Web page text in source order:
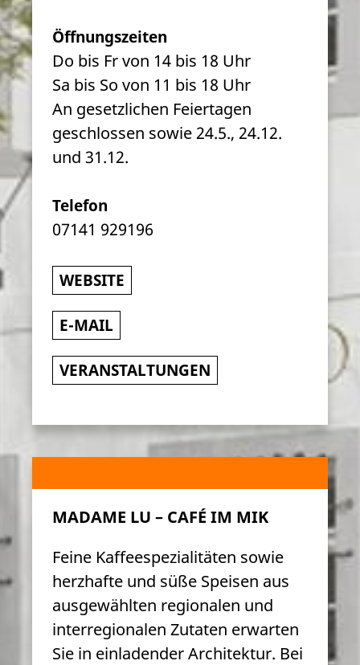
Öffnungszeiten
Do bis Fr von 14 bis 18 Uhr
Sa bis So von 11 bis 18 Uhr
An gesetzlichen Feiertagen
geschlossen sowie 24.5., 24.12.
und 31.12.
Telefon
07141 929196
WEBSITE
E-MAIL
VERANSTALTUNGEN
MADAME LU – CAFÉ IM MIK
Feine Kaffeespezialitäten sowie
herzhafte und süße Speisen aus
ausgewählten regionalen und
interregionalen Zutaten erwarten
Sie in einladender Architektur. Bei